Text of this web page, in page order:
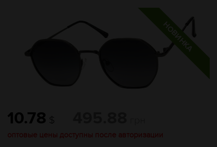
10.78 $
оптовые цены доступны после авторизации